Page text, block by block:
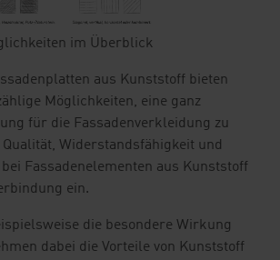
im Überblick
aus Kunststoff bieten
Möglichkeiten, eine ganz
für die Fassadenverkleidung zu
Widerstandsfähigkeit und
Fassadenelementen aus Kunststoff
ein.
die besondere Wirkung
dabei die Vorteile von Kunststoff